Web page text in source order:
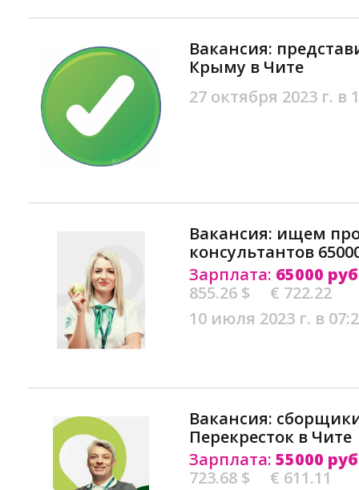
Вакансия:
Крыму в Чите
27 октября 2023 г. в
Вакансия: ищем
консультантов
Зарплата: 65000
855.26 $
€ 722.22
10 июля 2023 г. в
Вакансия:
Перекресток в Чите
Зарплата: 55000
723.68 $
€ 611.11